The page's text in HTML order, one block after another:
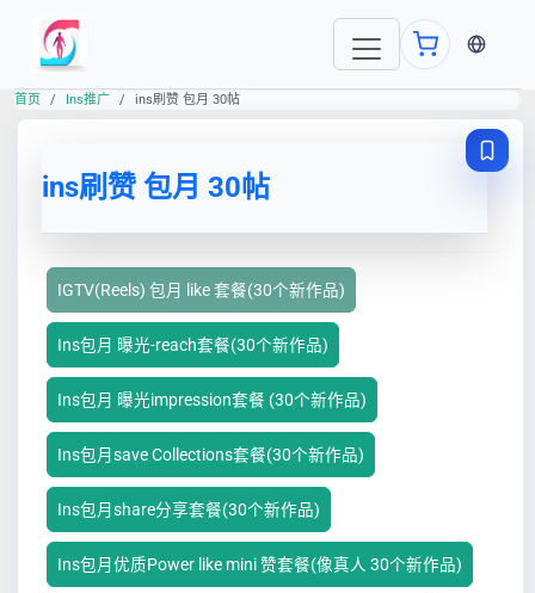
当前语
首页 Ins推广 ins刷赞 包月 30帖
ins刷赞 包月 30帖
IGTV(Reels) 包月 like 套餐(30个新作品)
Ins包月 曝光-reach套餐(30个新作品)
Ins包月 曝光impression套餐 (30个新作品)
Ins包月save Collections套餐(30个新作品)
Ins包月share分享套餐(30个新作品)
Ins包月优质Power like mini 赞套餐(像真人 30个新作品)